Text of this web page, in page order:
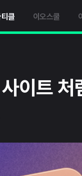
클 이오스쿨
이트 처